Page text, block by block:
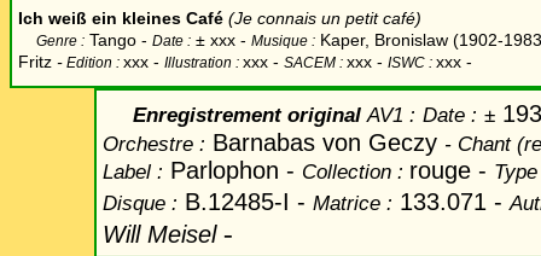
Ich weiß ein kleines Café (Je connais un petit café)
Genre : Tango - Date : ± xxx - Musique : Kaper, Bronislaw (1902-
Fritz - Edition : xxx - Illustration : xxx - SACEM : xxx - ISWC : xxx -
Enregistrement originalAV1 : Date : ±
Orchestre : Barnabas von Geczy - Chant
Label : Parlophon - Collection : rouge -
Disque : B.12485-I - Matrice : 133.071 -
Will Meisel -